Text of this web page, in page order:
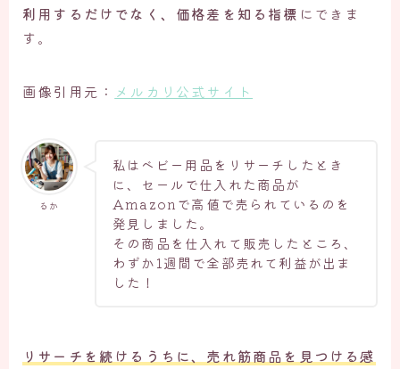
利用するだけでなく、価格差を知る指標 にできま
す。
画像引用元： メルカリ公式サイト
るか
私はベビー用品をリサーチしたとき
に、セールで仕入れた商品が
Amazonで高値で売られているのを
発見しました。
その商品を仕入れて販売したところ、
わずか1週間で全部売れて利益が出ま
した！
リサーチを続けるうちに、 売れ筋商品を見つける感